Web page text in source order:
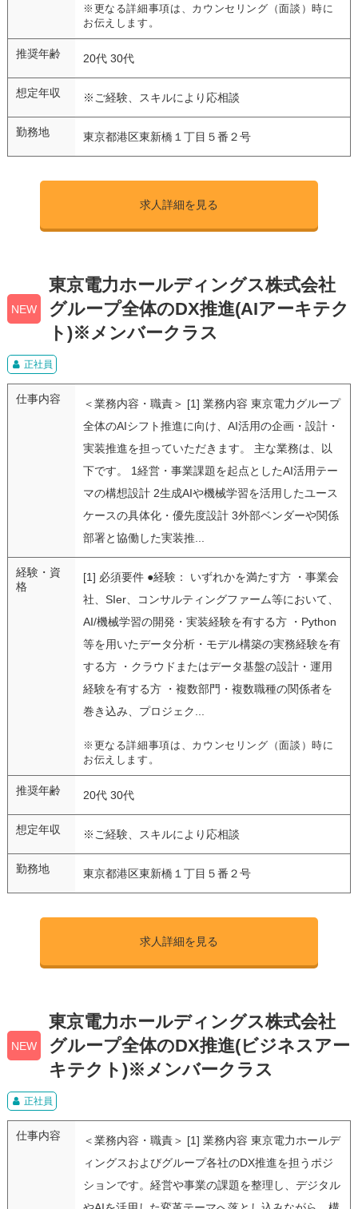
※更なる詳細事項は、カウンセリング（面談）時に
お伝えします。
推奨年齢 20代 30代
想定年収 ※ご経験、スキルにより応相談
勤務地 東京都港区東新橋１丁目５番２号
求人詳細を見る
NEW
東京電力ホールディングス株式会社
グループ全体のDX推進(AIアーキテク
ト)※メンバークラス
正社員
仕事内容
＜業務内容・職責＞ [1] 業務内容 東京電力グループ
全体のAIシフト推進に向け、AI活用の企画・設計・
実装推進を担っていただきます。 主な業務は、以
下です。 1経営・事業課題を起点としたAI活用テー
マの構想設計 2生成AIや機械学習を活用したユース
ケースの具体化・優先度設計 3外部ベンダーや関係
部署と協働した実装推...
経験・資
格
[1] 必須要件 ●経験： いずれかを満たす方 ・事業会
社、SIer、コンサルティングファーム等において、
AI/機械学習の開発・実装経験を有する方 ・Python
等を用いたデータ分析・モデル構築の実務経験を有
する方 ・クラウドまたはデータ基盤の設計・運用
経験を有する方 ・複数部門・複数職種の関係者を
巻き込み、プロジェク...
※更なる詳細事項は、カウンセリング（面談）時に
お伝えします。
推奨年齢 20代 30代
想定年収 ※ご経験、スキルにより応相談
勤務地 東京都港区東新橋１丁目５番２号
求人詳細を見る
NEW
東京電力ホールディングス株式会社
グループ全体のDX推進(ビジネスアー
キテクト)※メンバークラス
正社員
仕事内容
＜業務内容・職責＞ [1] 業務内容 東京電力ホールデ
ィングスおよびグループ各社のDX推進を担うポジ
ションです。経営や事業の課題を整理し、デジタル